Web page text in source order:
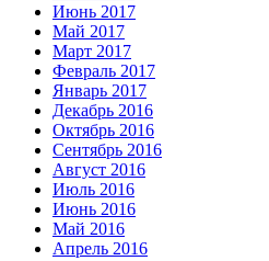
Июнь 2017
Май 2017
Март 2017
Февраль 2017
Январь 2017
Декабрь 2016
Октябрь 2016
Сентябрь 2016
Август 2016
Июль 2016
Июнь 2016
Май 2016
Апрель 2016